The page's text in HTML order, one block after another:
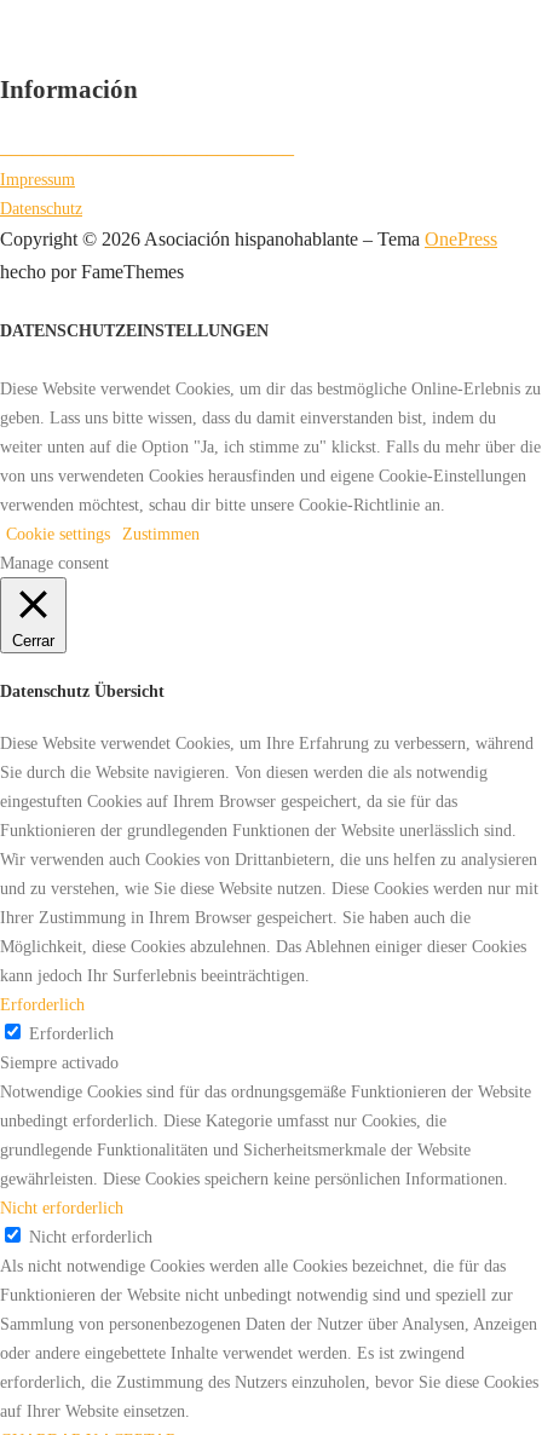
Información
Impressum
Datenschutz
Copyright © 2026 Asociación hispanohablante – Tema OnePress
hecho por FameThemes
DATENSCHUTZEINSTELLUNGEN
Diese Website verwendet Cookies, um dir das bestmögliche Online-Erlebnis zu
geben. Lass uns bitte wissen, dass du damit einverstanden bist, indem du
weiter unten auf die Option "Ja, ich stimme zu" klickst. Falls du mehr über die
von uns verwendeten Cookies herausfinden und eigene Cookie-Einstellungen
verwenden möchtest, schau dir bitte unsere Cookie-Richtlinie an.
Cookie settings
Zustimmen
Manage consent
Cerrar
Datenschutz Übersicht
Diese Website verwendet Cookies, um Ihre Erfahrung zu verbessern, während
Sie durch die Website navigieren. Von diesen werden die als notwendig
eingestuften Cookies auf Ihrem Browser gespeichert, da sie für das
Funktionieren der grundlegenden Funktionen der Website unerlässlich sind.
Wir verwenden auch Cookies von Drittanbietern, die uns helfen zu analysieren
und zu verstehen, wie Sie diese Website nutzen. Diese Cookies werden nur mit
Ihrer Zustimmung in Ihrem Browser gespeichert. Sie haben auch die
Möglichkeit, diese Cookies abzulehnen. Das Ablehnen einiger dieser Cookies
kann jedoch Ihr Surferlebnis beeinträchtigen.
Erforderlich
Erforderlich
Siempre activado
Notwendige Cookies sind für das ordnungsgemäße Funktionieren der Website
unbedingt erforderlich. Diese Kategorie umfasst nur Cookies, die
grundlegende Funktionalitäten und Sicherheitsmerkmale der Website
gewährleisten. Diese Cookies speichern keine persönlichen Informationen.
Nicht erforderlich
Nicht erforderlich
Als nicht notwendige Cookies werden alle Cookies bezeichnet, die für das
Funktionieren der Website nicht unbedingt notwendig sind und speziell zur
Sammlung von personenbezogenen Daten der Nutzer über Analysen, Anzeigen
oder andere eingebettete Inhalte verwendet werden. Es ist zwingend
erforderlich, die Zustimmung des Nutzers einzuholen, bevor Sie diese Cookies
auf Ihrer Website einsetzen.